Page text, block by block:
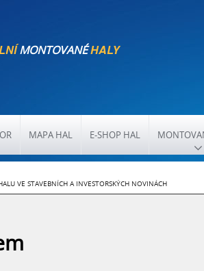
MONTOVANÉHALY
MAPA HAL E-SHOP HAL
VE STAVEBNÍCH A INVESTORSKÝCH NOVINÁCH
NOVINÁCH